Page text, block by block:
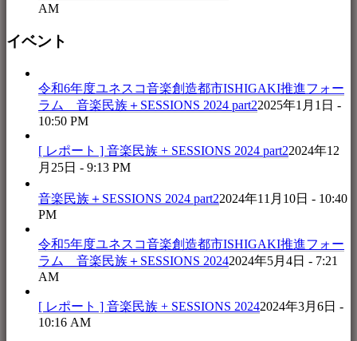
AM
イベント
令和6年度ユネスコ音楽創造都市ISHIGAKI推進フォー
ラム 音楽民族＋SESSIONS 2024 part22025年1月1日 -
10:50 PM
[ レポート ] 音楽民族 + SESSIONS 2024 part22024年12
月25日 - 9:13 PM
音楽民族＋SESSIONS 2024 part22024年11月10日 - 10:40
PM
令和5年度ユネスコ音楽創造都市ISHIGAKI推進フォー
ラム 音楽民族＋SESSIONS 20242024年5月4日 - 7:21
AM
[ レポート ] 音楽民族 + SESSIONS 20242024年3月6日 -
10:16 AM